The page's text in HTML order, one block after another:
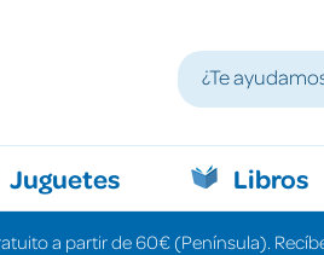
Juguetes Libros
a partir de 60€ (Península).